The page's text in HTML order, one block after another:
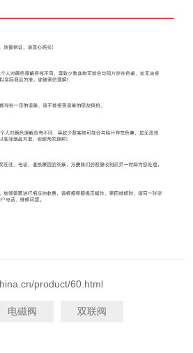
product/60.html
电磁阀 双联阀